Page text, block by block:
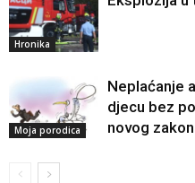
Hronika
Moja porodica
Neplaćanje
djecu bez
novog